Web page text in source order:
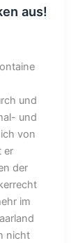
aus!
und
und
von
er
der
im
nicht